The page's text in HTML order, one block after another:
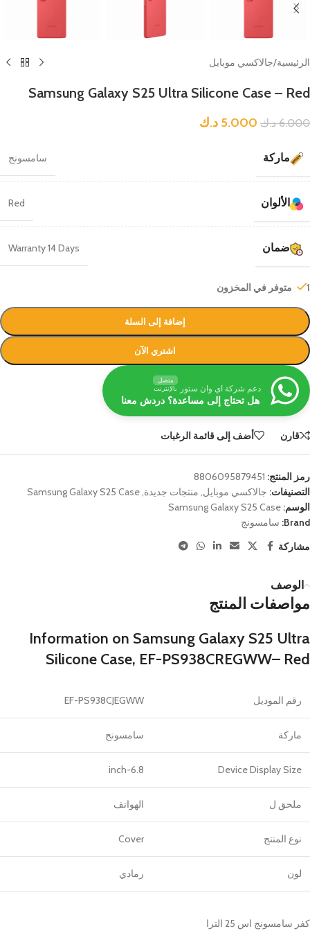
الرئيسية/جالاكسي موبايل
Samsung Galaxy S25 Ultra Silicone Case – Red
6.000 د.ك 5.000 د.ك
ماركة سامسونج
الألوان Red
ضمان Warranty 14 Days
1 متوفر في المخزون
إضافة إلى السلة
اشتري الآن
دعم شركة اي وان ستور
متصل
بالإنترنت
هل تحتاج إلى مساعدة؟ دردش معنا
قارن أضف إلى قائمة الرغبات
رمز المنتج: 8806095879451
التصنيفات: جالاكسي موبايل, منتجات جديدة,
Samsung Galaxy S25 Case
الوسم: Samsung Galaxy S25 Case
Brand: سامسونج
مشاركة
الوصف
مواصفات المنتج
Information on Samsung Galaxy S25 Ultra
Silicone Case, EF-PS938CREGWW– Red
رقم الموديل EF-PS938CJEGWW
ماركة سامسونج
Device Display Size
6.8-inch
ملحق ل الهواتف
نوع المنتج Cover
لون رمادي
كفر سامسونج اس 25 الترا